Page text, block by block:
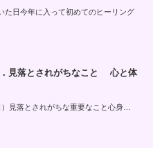
た日今年に入って初めてのヒーリング
見落とされがちなこと 心と体
見落とされがちな重要なこと心身…